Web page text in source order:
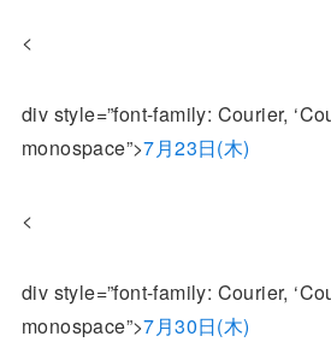
<
div style=”font-family: Courier,
monospace”>7月23日(木)
<
div style=”font-family: Courier,
monospace”>7月30日(木)